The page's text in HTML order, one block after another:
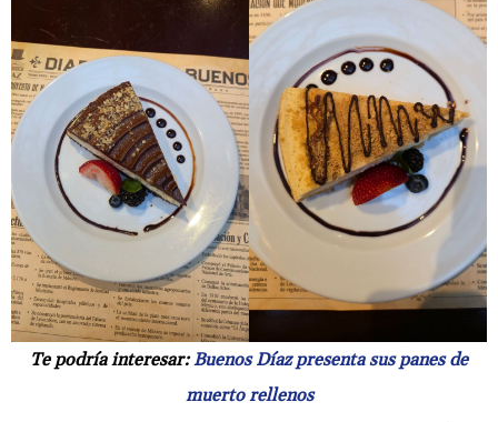
Te podría interesar:Buenos Díaz presenta sus panes de
muerto rellenos